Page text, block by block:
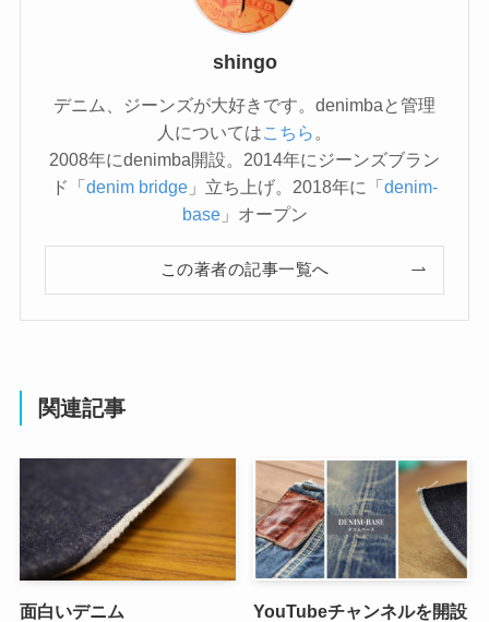
shingo
デニム、ジーンズが大好きです。denimbaと管理
人についてはこちら 。
2008年にdenimba開設。2014年にジーンズブラン
ド「denim bridge 」立ち上げ。2018年に「denim-
base」オープン
この著者の記事一覧へ
関連記事
面白いデニム YouTubeチャンネルを開設